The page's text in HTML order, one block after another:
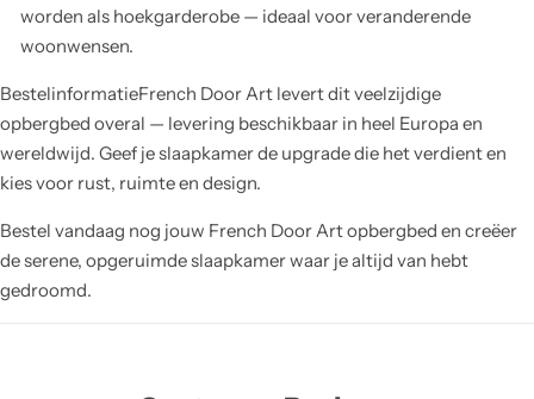
worden als hoekgarderobe — ideaal voor veranderende
woonwensen.
BestelinformatieFrench Door Art levert dit veelzijdige
opbergbed overal — levering beschikbaar in heel Europa en
wereldwijd. Geef je slaapkamer de upgrade die het verdient en
kies voor rust, ruimte en design.
Bestel vandaag nog jouw French Door Art opbergbed en creëer
de serene, opgeruimde slaapkamer waar je altijd van hebt
gedroomd.